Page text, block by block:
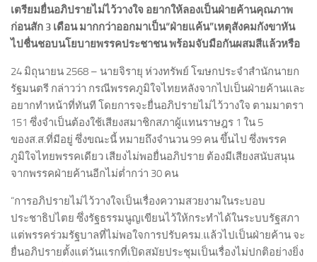
เตรียมยื่นอภิปรายไม่ไว้วางใจ อยากให้ลองเป็นฝ่ายค้านคุณภาพ
ก่อนสัก 3 เดือน มากกว่าออกมาเป็น“ฝ่ายแค้น”เหตุสังคมกังขาหัน
ไปชื่นชอบนโยบายพรรคประชาชน พร้อมจับมือกันผสมสีแล้วหรือ
24 มิถุนายน 2568 – นายจิรายุ ห่วงทรัพย์ โฆษกประจำสำนักนายก
รัฐมนตรี กล่าวว่า กรณีพรรคภูมิใจไทยหลังจากไปเป็นฝ่ายค้านและ
อยากทำหน้าที่ทันที โดยการจะยื่นอภิปรายไม่ไว้วางใจ ตามมาตรา
151 ซึ่งจำเป็นต้องใช้เสียงสมาชิกสภาผู้แทนราษฎร 1 ใน 5
ของส.ส.ที่มีอยู่ ซึ่งขณะนี้ หมายถึงจำนวน 99 คน ขึ้นไป ซึ่งพรรค
ภูมิใจไทยพรรคเดียว เสียงไม่พอยื่นอภิปราย ต้องมีเสียงสนับสนุน
จากพรรคฝ่ายค้านอีกไม่ต่ำกว่า 30 คน
“การอภิปรายไม่ไว้วางใจเป็นเรื่องความสวยงามในระบอบ
ประชาธิปไตย ซึ่งรัฐธรรมนูญเขียนไว้ให้กระทำได้ในระบบรัฐสภา
แต่พรรคร่วมรัฐบาลที่ไม่พอใจการปรับครม.แล้วไปเป็นฝ่ายค้าน จะ
ยื่นอภิปรายตั้งแต่วันแรกที่เปิดสมัยประชุมเป็นเรื่องไม่ปกติอย่างยิ่ง